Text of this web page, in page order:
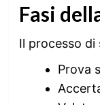
Fasi
Il processo di
Prova